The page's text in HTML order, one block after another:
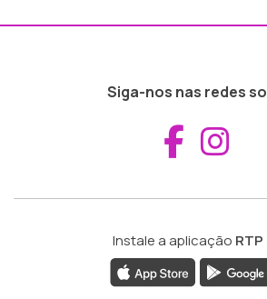
Siga-nos nas redes
Instale a aplicação